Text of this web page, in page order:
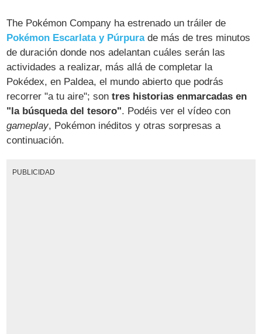
The Pokémon Company ha estrenado un tráiler de
Pokémon Escarlata y Púrpurade más de tres minutos
de duración donde nos adelantan cuáles serán las
actividades a realizar, más allá de completar la
Pokédex, en Paldea, el mundo abierto que podrás
recorrer "a tu aire"; sontres historias enmarcadas en
"la búsqueda del tesoro". Podéis ver el vídeo con
gameplay, Pokémon inéditos y otras sorpresas a
continuación.
PUBLICIDAD